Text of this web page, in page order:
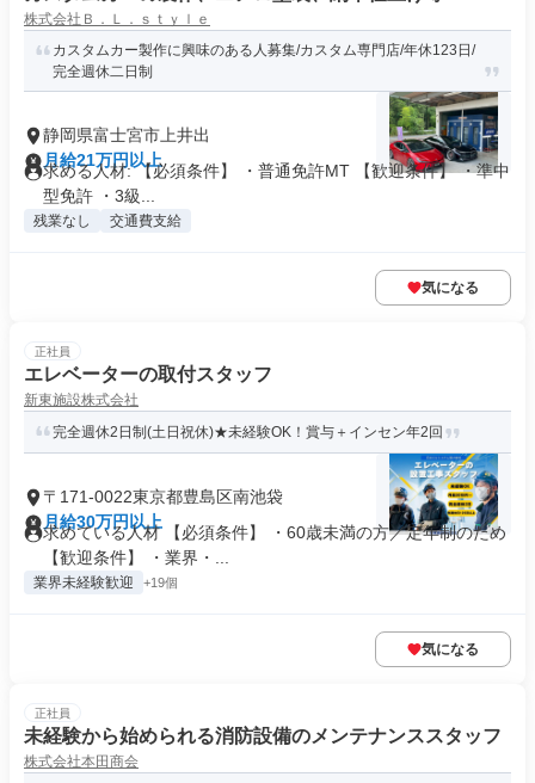
株式会社Ｂ．Ｌ．ｓｔｙｌｅ
カスタムカー製作に興味のある人募集/カスタム専門店/年休123日/
完全週休二日制
静岡県富士宮市上井出
月給21万円以上
求める人材: 【必須条件】 ・普通免許MT 【歓迎条件】 ・準中
型免許 ・3級...
残業なし 交通費支給
気になる
正社員
エレベーターの取付スタッフ
新東施設株式会社
完全週休2日制(土日祝休)★未経験OK！賞与＋インセン年2回
〒171-0022東京都豊島区南池袋
月給30万円以上
求めている人材 【必須条件】 ・60歳未満の方／定年制のため
【歓迎条件】 ・業界・...
業界未経験歓迎 +19個
気になる
正社員
未経験から始められる消防設備のメンテナンススタッフ
株式会社本田商会